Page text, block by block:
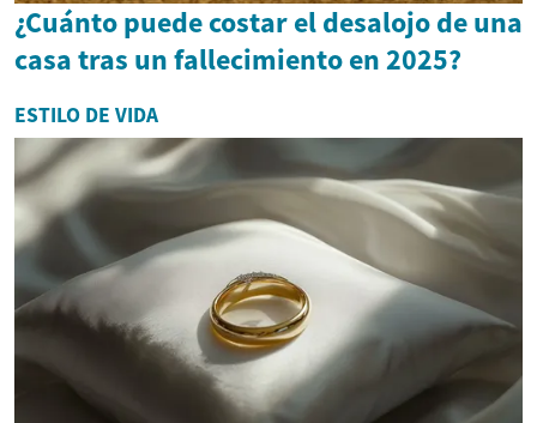
¿Cuánto puede costar el desalojo de una
casa tras un fallecimiento en 2025?
ESTILO DE VIDA